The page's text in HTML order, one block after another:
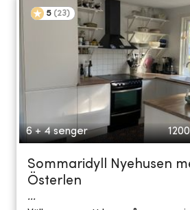
5 (23)
6 + 4 senger
Sommaridyll Nyehusen
Österlen
...